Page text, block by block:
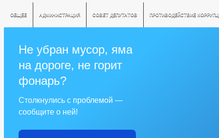
ОБЩЕЕ АДМИНИСТРАЦИЯ СОВЕТ ДЕПУТАТОВ ПРОТИВОДЕЙСТВИЕ
Не убран мусор, яма
на дороге, не горит
фонарь?
Столкнулись с проблемой —
сообщите о ней!